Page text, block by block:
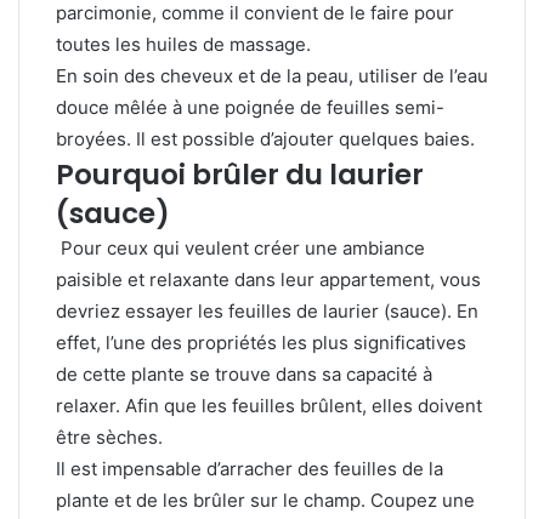
parcimonie, comme il convient de le faire pour
toutes les huiles de massage.
En soin des cheveux et de la peau, utiliser de l’eau
douce mêlée à une poignée de feuilles semi-
broyées. Il est possible d’ajouter quelques baies.
Pourquoi brûler du laurier
(sauce)
Pour ceux qui veulent créer une ambiance
paisible et relaxante dans leur appartement, vous
devriez essayer les feuilles de laurier (sauce). En
effet, l’une des propriétés les plus significatives
de cette plante se trouve dans sa capacité à
relaxer. Afin que les feuilles brûlent, elles doivent
être sèches.
Il est impensable d’arracher des feuilles de la
plante et de les brûler sur le champ. Coupez une